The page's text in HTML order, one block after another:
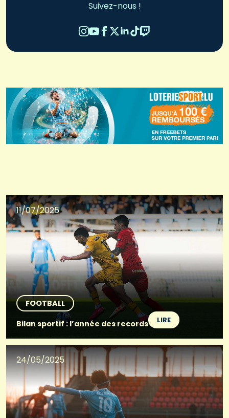
Suivez-nous !
11/07/2025
FOOTBALL
Bilan sportif : l’année des records
LIRE
24/05/2025